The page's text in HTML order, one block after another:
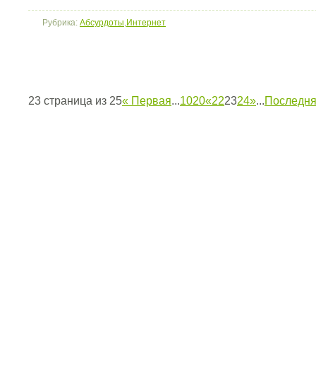
Рубрика: Абсурдоты,Интернет
23 страница из 25« Первая...1020«222324»...